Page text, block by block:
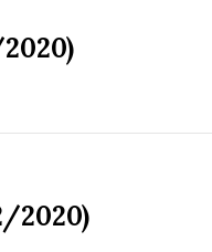
2020)